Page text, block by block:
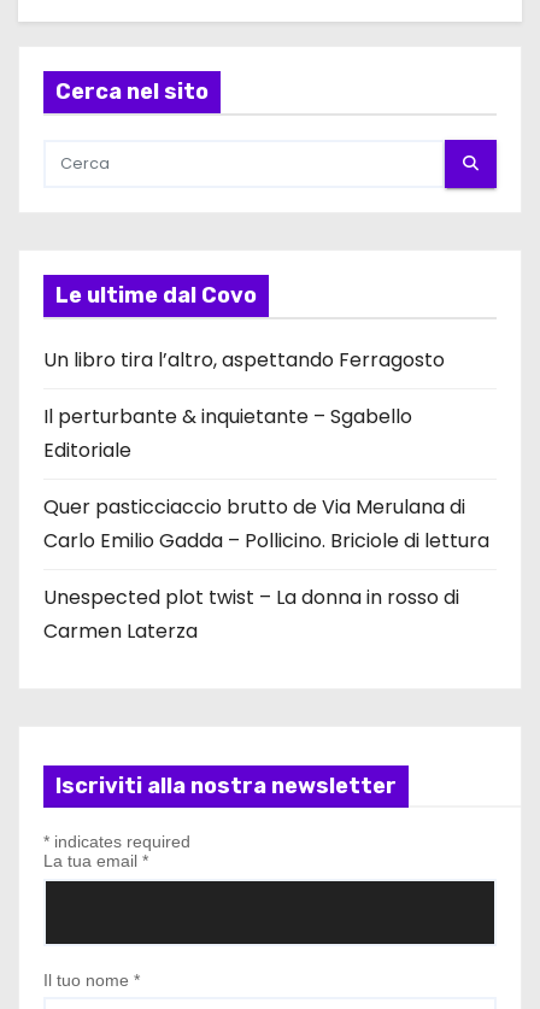
Cerca nel sito
Le ultime dal Covo
Un libro tira l’altro, aspettando Ferragosto
Il perturbante & inquietante – Sgabello
Editoriale
Quer pasticciaccio brutto de Via Merulana di
Carlo Emilio Gadda – Pollicino. Briciole di lettura
Unespected plot twist – La donna in rosso di
Carmen Laterza
Iscriviti alla nostra newsletter
* indicates required
La tua email *
Il tuo nome *